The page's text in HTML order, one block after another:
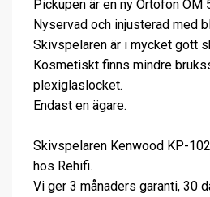
Pickupen är en ny Ortofon OM
Nyservad och injusterad med
Skivspelaren är i mycket gott
Kosmetiskt finns mindre
plexiglaslocket.
Endast en ägare.
Skivspelaren Kenwood KP-
hos Rehifi.
Vi ger 3 månaders garanti, 30